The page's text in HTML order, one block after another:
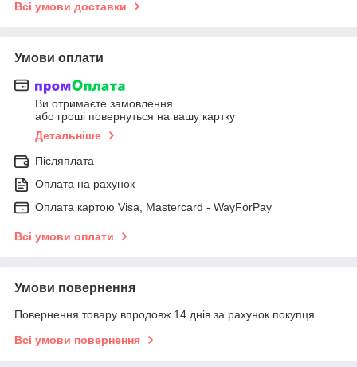
Всі умови доставки
Умови оплати
Ви отримаєте замовлення
або гроші повернуться на вашу картку
Детальніше
Післяплата
Оплата на рахунок
Оплата картою Visa, Mastercard - WayForPay
Всі умови оплати
Умови повернення
Повернення товару впродовж 14 днів за рахунок покупця
Всі умови повернення